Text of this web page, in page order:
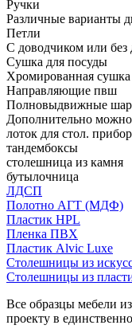
Ручки
Различные варианты
Петли
С доводчиком или без
Сушка для посуды
Хромированная
Направляющие пвш
Полновыдвижные
Дополнительно можно
лоток для стол.
тандембоксы
столешница из камня
бутылочница
ЛДСП
Полотно АГТ (МДФ)
Пластик HPL
Пленка ПВХ
Пластик Alvic Luxe
Столешницы из
Столешницы из
Все образцы мебели
проекту в